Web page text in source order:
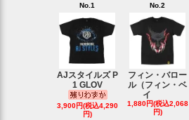
No.1
AJスタイルズ P
1 GLOV
3,900円(税込4,290
円)
No.2
フィン・バロー
ル（フィン・ベ
イ
1,880円(税込2,068
円)